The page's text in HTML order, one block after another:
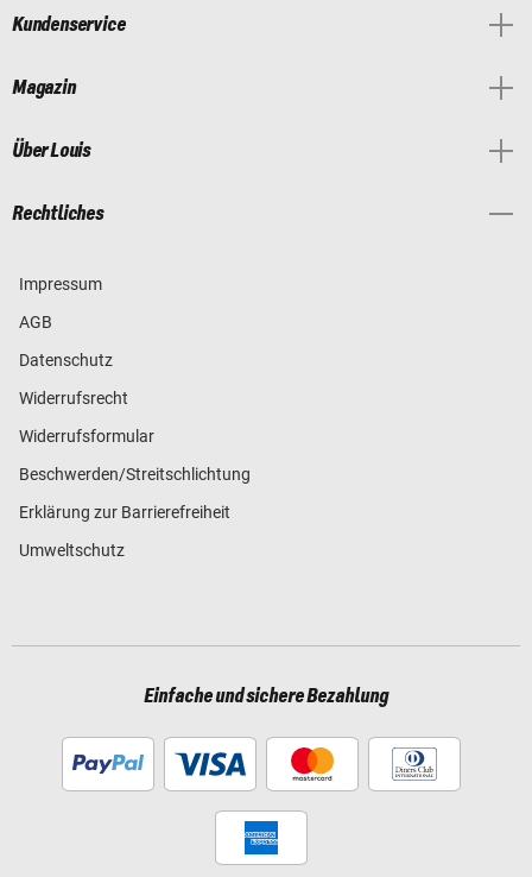
Kundenservice
Magazin
Über Louis
Rechtliches
Impressum
AGB
Datenschutz
Widerrufsrecht
Widerrufsformular
Beschwerden/Streitschlichtung
Erklärung zur Barrierefreiheit
Umweltschutz
Einfache und sichere Bezahlung